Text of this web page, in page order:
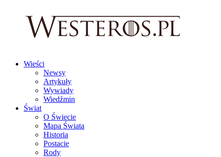
Wieści
Newsy
Artykuły
Wywiady
Wiedźmin
Świat
O Świecie
Mapa Świata
Historia
Postacie
Rody